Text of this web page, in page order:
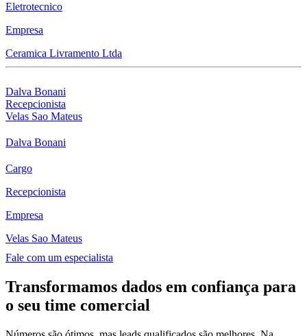
Eletrotecnico
Empresa
Ceramica Livramento Ltda
Dalva Bonani
Recepcionista
Velas Sao Mateus
Dalva Bonani
Cargo
Recepcionista
Empresa
Velas Sao Mateus
Fale com um especialista
Transformamos dados em confiança para
o seu time comercial